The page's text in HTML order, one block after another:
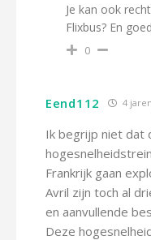
Je kan ook
Flixbus? En
0
Eend112 4
Ik begrijp niet dat
Frankrijk gaan
Avril zijn toch al
en aanvullende
Deze